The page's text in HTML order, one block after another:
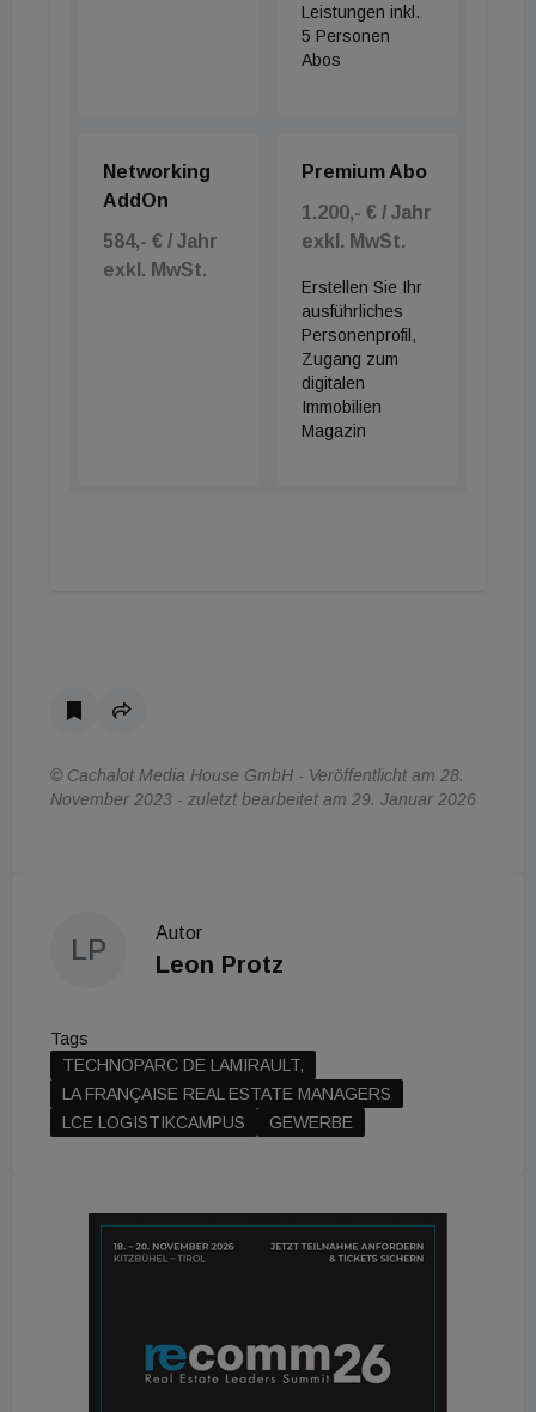
Leistungen inkl.
5 Personen
Abos
Networking
AddOn
584,- € / Jahr
exkl. MwSt.
Premium Abo
1.200,- € / Jahr
exkl. MwSt.
Erstellen Sie Ihr
ausführliches
Personenprofil,
Zugang zum
digitalen
Immobilien
Magazin
© Cachalot Media House GmbH - Veröffentlicht am 28.
November 2023 - zuletzt bearbeitet am 29. Januar 2026
LP
Autor
Leon Protz
Tags
TECHNOPARC DE LAMIRAULT,
LA FRANÇAISE REAL ESTATE MANAGERS
LCE LOGISTIKCAMPUS
GEWERBE